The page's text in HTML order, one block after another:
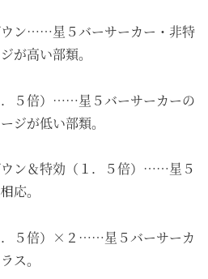
ン……星５バーサーカー・非特
が高い部類。
５倍）……星５バーサーカーの
ジが低い部類。
ン＆特効（１．５倍）……星５
応。
．５倍）×２……星５バーサーカ
ス。